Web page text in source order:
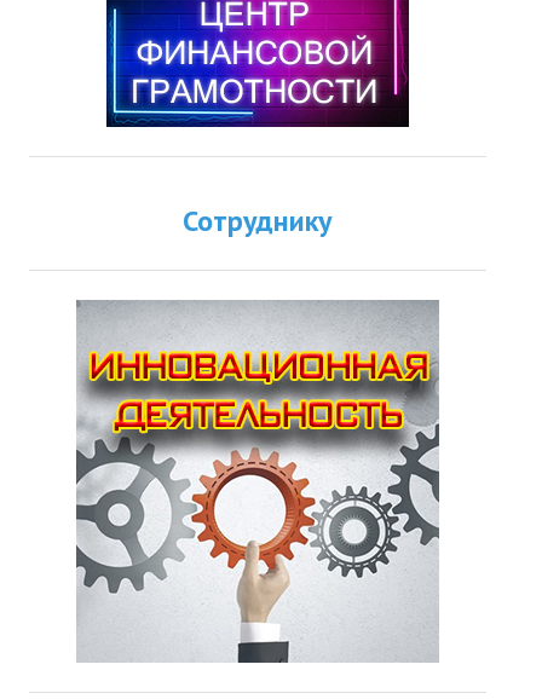
Сотруднику